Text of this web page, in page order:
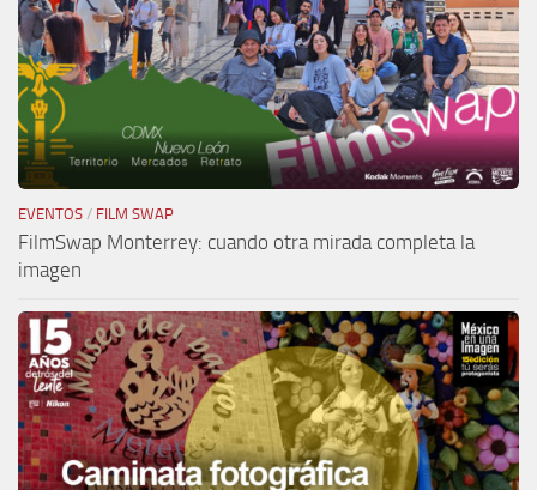
EVENTOS / FILM SWAP
FilmSwap Monterrey: cuando otra mirada completa la
imagen